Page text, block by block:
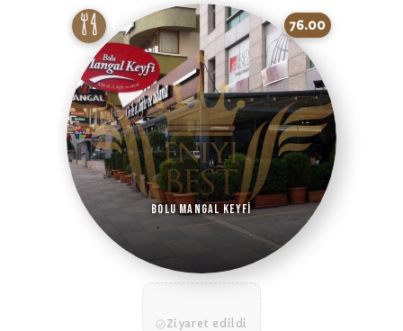
76.00
Bolu Mangal Keyfi
Ziyaret edildi